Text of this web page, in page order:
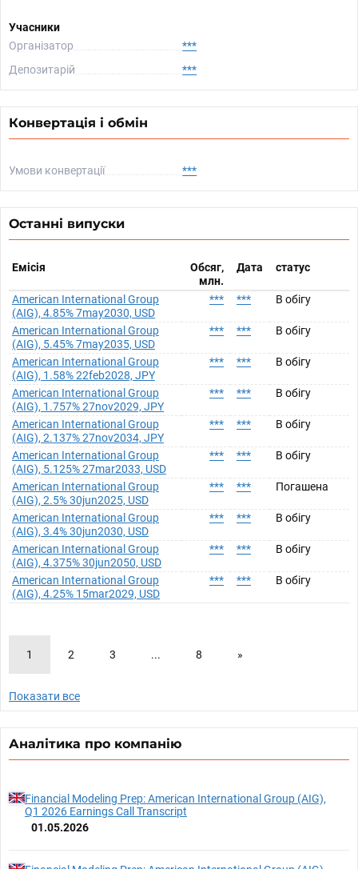
Учасники
Організатор
***
Депозитарій
***
Конвертація і обмін
Умови конвертації ***
Останні випуски
Емісія
Обсяг,
млн.
Дата статус
American International Group
(AIG), 4.85% 7may2030, USD
*** *** В обігу
American International Group
(AIG), 5.45% 7may2035, USD
*** *** В обігу
American International Group
(AIG), 1.58% 22feb2028, JPY
*** *** В обігу
American International Group
(AIG), 1.757% 27nov2029, JPY
*** *** В обігу
American International Group
(AIG), 2.137% 27nov2034, JPY
*** *** В обігу
American International Group
(AIG), 5.125% 27mar2033, USD
*** *** В обігу
American International Group
(AIG), 2.5% 30jun2025, USD
*** *** Погашена
American International Group
(AIG), 3.4% 30jun2030, USD
*** *** В обігу
American International Group
(AIG), 4.375% 30jun2050, USD
*** *** В обігу
American International Group
(AIG), 4.25% 15mar2029, USD
*** *** В обігу
1 2 3 ... 8 »
Показати все
Аналітика про компанію
Financial Modeling Prep: American International Group (AIG),
Q1 2026 Earnings Call Transcript
01.05.2026